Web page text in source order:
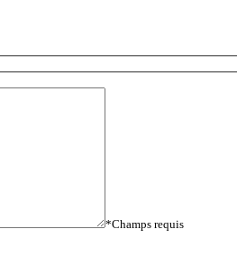
*Champs requis